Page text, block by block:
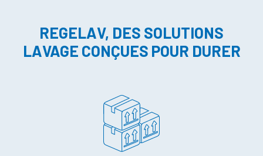
REGELAV, DES SOLUTIONS
LAVAGE CONÇUES POUR DURER